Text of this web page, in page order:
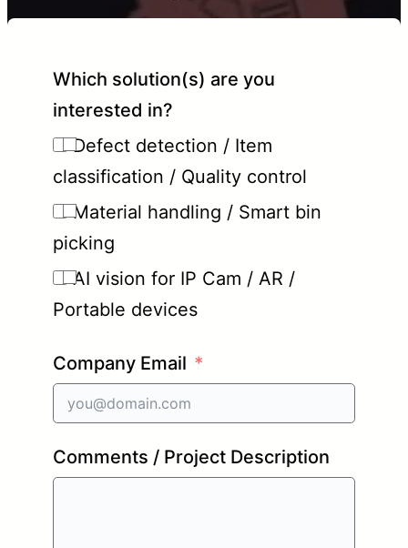
Which solution(s) are you
interested in?
Defect detection / Item
classification / Quality control
Material handling / Smart bin
picking
AI vision for IP Cam / AR /
Portable devices
Company Email
Comments / Project Description